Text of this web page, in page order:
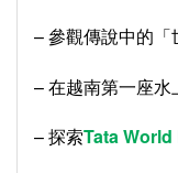
– 參觀傳說中的
– 在越南第一座水
– 探索Tata